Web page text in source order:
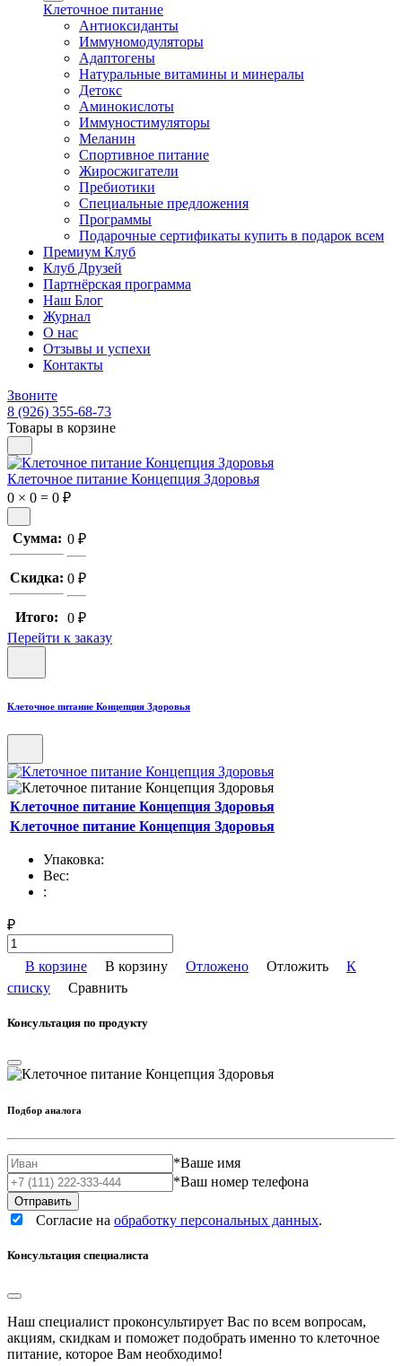
Клеточное питание
Антиоксиданты
Иммуномодуляторы
Адаптогены
Натуральные витамины и минералы
Детокс
Аминокислоты
Иммуностимуляторы
Меланин
Спортивное питание
Жиросжигатели
Пребиотики
Специальные предложения
Программы
Подарочные сертификаты купить в подарок всем
Премиум Клуб
Клуб Друзей
Партнёрская программа
Наш Блог
Журнал
О нас
Отзывы и успехи
Контакты
Звоните
8 (926) 355-68-73
Товары в корзине
Клеточное питание Концепция Здоровья
0 × 0 = 0 ₽
Сумма: 0 ₽
Скидка: 0 ₽
Итого: 0 ₽
Перейти к заказу
Клеточное питание Концепция Здоровья
Клеточное питание Концепция Здоровья
Клеточное питание Концепция Здоровья
Упаковка:
Вес:
:
₽
В корзине В корзину Отложено Отложить
К
списку
Сравнить
Консультация по продукту
Подбор аналога
*Ваше имя
*Ваш номер телефона
Согласие на обработку персональных данных.
Консультация специалиста
Наш специалист проконсультирует Вас по всем вопросам,
акциям, скидкам и поможет подобрать именно то клеточное
питание, которое Вам необходимо!